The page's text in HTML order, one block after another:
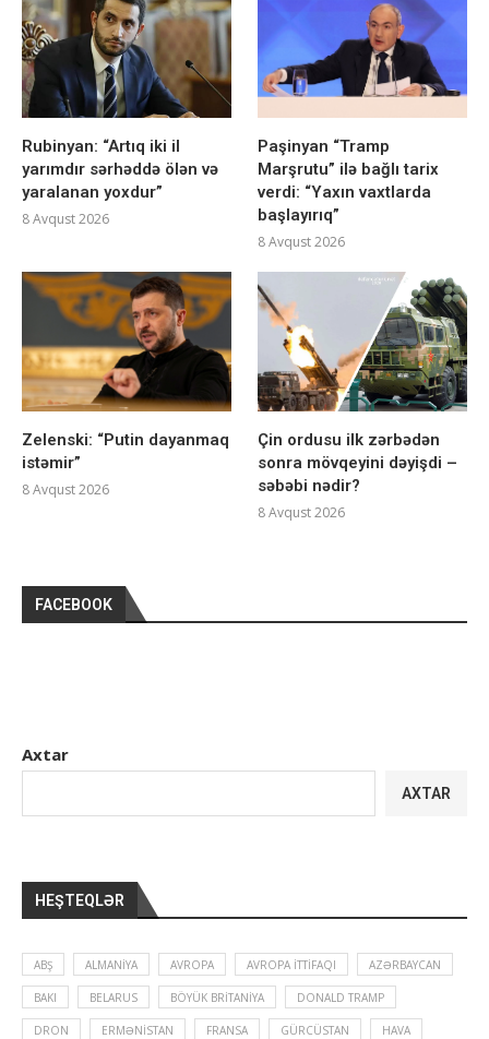
Rubinyan: “Artıq iki il
yarımdır sərhəddə ölən və
yaralanan yoxdur”
8 Avqust 2026
Paşinyan “Tramp
Marşrutu” ilə bağlı tarix
verdi: “Yaxın vaxtlarda
başlayırıq”
8 Avqust 2026
Zelenski: “Putin dayanmaq
istəmir”
8 Avqust 2026
Çin ordusu ilk zərbədən
sonra mövqeyini dəyişdi –
səbəbi nədir?
8 Avqust 2026
FACEBOOK
Axtar
AXTAR
HEŞTEQLƏR
ABŞ ALMANIYA AVROPA AVROPA İTTIFAQI AZƏRBAYCAN
BAKI BELARUS BÖYÜK BRITANIYA DONALD TRAMP
DRON ERMƏNISTAN FRANSA GÜRCÜSTAN HAVA